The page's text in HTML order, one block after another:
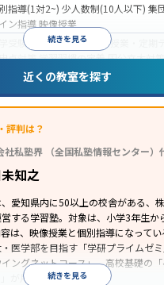
続きを見る
指導(1対2~) 少人数制(10人以下) 集
ン指導 映像授業
学受験 高校受験大学受験
授業・定期
点対策学習習慣の定着国公立大対策
通テスト対策英語・英会話特化対策
高一貫校生に対応特待生・奨学金制
替可能学習にPC・タブレットを利
応季節講習のみの受講可
近くの教室を探す
評判は？
社私塾界 （全国私塾情報センター）
知之
愛知県内に50以上の校舎がある、
する学習塾。対象は、小学3年生か
は、映像授業と個別指導になって
医学部を目指す「学研プライムゼ
ングネットコース」、高校基礎の
が用意されている。
続きを見る